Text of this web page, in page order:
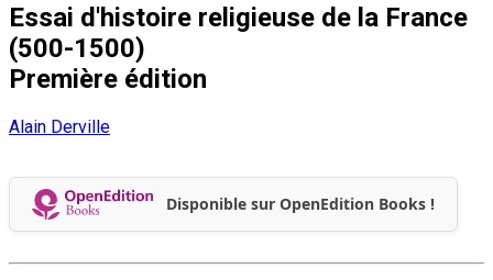
Essai d'histoire religieuse de la France
(500-1500)
Première édition
Alain Derville
Disponible sur OpenEdition Books !